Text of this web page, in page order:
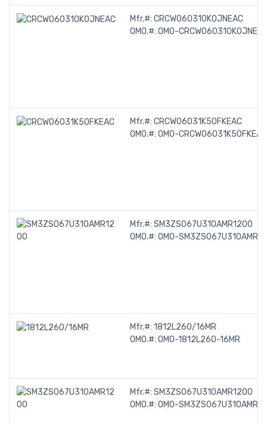
Mfr.#: CRCW060310K0JNEAC
OMO.#: OMO-
Mfr.#: CRCW06031K50FKEAC
OMO.#: OMO-CRCW06031K50FKEAC
Mfr.#: SM3ZS067U310AMR1200
OMO.#: OMO-
Mfr.#: 1812L260/16MR
OMO.#: OMO-1812L260-16MR
Mfr.#: SM3ZS067U310AMR1200
OMO.#: OMO-